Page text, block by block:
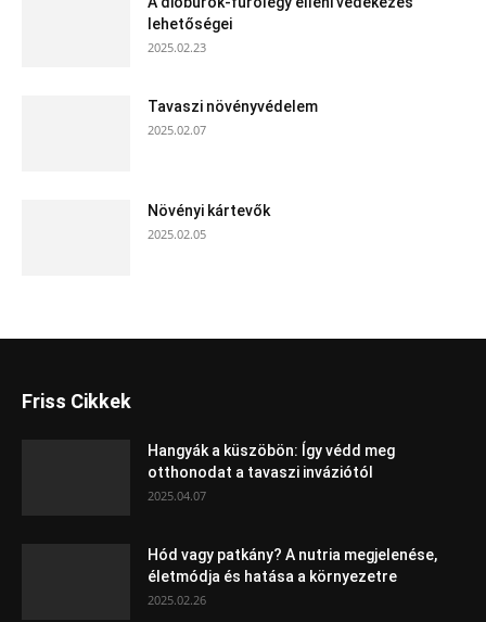
lehetőségei
2025.02.23
Tavaszi növényvédelem
2025.02.07
Növényi kártevők
2025.02.05
Friss Cikkek
Hangyák a küszöbön: Így védd meg
otthonodat a tavaszi inváziótól
2025.04.07
Hód vagy patkány? A nutria megjelenése,
életmódja és hatása a környezetre
2025.02.26